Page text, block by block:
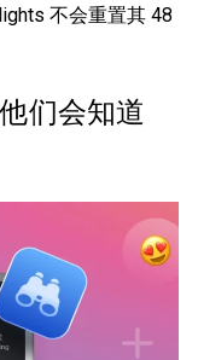
不会重置其 48
们会知道